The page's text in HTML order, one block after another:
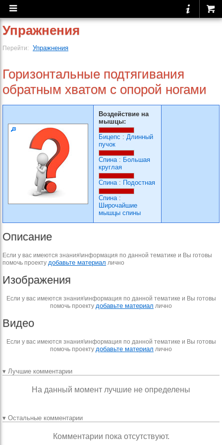
Упражнения
Перейти: Упражнения
Горизонтальные подтягивания
обратным хватом с опорой ногами
Воздействие на
мышцы:
Бицепс : Длинный
пучок
Спина: Большая
круглая
Спина: Подостная
Спина:
Широчайшие
мышцы спины
Описание
Если у вас имеются знания\информация по данной тематике и Вы готовы
помочь проекту добавьте материал лично
Изображения
Если у вас имеются знания\информация по данной тематике и Вы готовы
помочь проекту добавьте материал лично
Видео
Если у вас имеются знания\информация по данной тематике и Вы готовы
помочь проекту добавьте материал лично
▾ Лучшие комментарии
На данный момент лучшие не определены
▾ Остальные комментарии
Комментарии пока отсутствуют.